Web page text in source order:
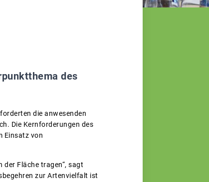
des
die anwesenden
Die Kernforderungen des
Einsatz von
der Fläche tragen“, sagt
zur Artenvielfalt ist